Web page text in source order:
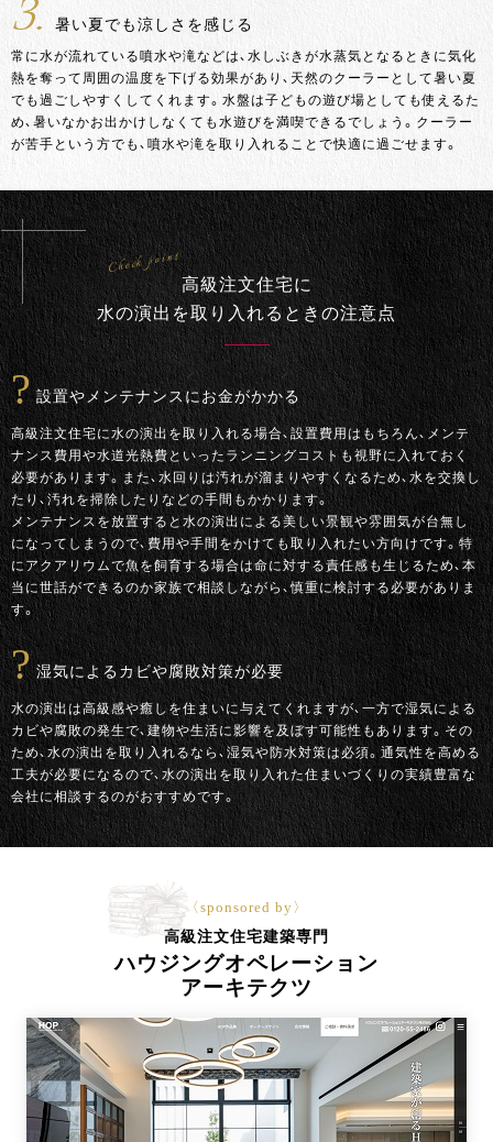
暑い夏でも涼しさを感じる
常に水が流れている噴水や滝などは、水しぶきが水蒸気となるときに気化
熱を奪って周囲の温度を下げる効果があり、天然のクーラーとして暑い夏
でも過ごしやすくしてくれます。水盤は子どもの遊び場としても使えるた
め、暑いなかお出かけしなくても水遊びを満喫できるでしょう。クーラー
が苦手という方でも、噴水や滝を取り入れることで快適に過ごせます。
Check point
高級注文住宅に
水の演出を取り入れるときの注意点
設置やメンテナンスにお金がかかる
高級注文住宅に水の演出を取り入れる場合、設置費用はもちろん、メンテ
ナンス費用や水道光熱費といったランニングコストも視野に入れておく
必要があります。また、水回りは汚れが溜まりやすくなるため、水を交換し
たり、汚れを掃除したりなどの手間もかかります。
メンテナンスを放置すると水の演出による美しい景観や雰囲気が台無し
になってしまうので、費用や手間をかけても取り入れたい方向けです。特
にアクアリウムで魚を飼育する場合は命に対する責任感も生じるため、本
当に世話ができるのか家族で相談しながら、慎重に検討する必要がありま
す。
湿気によるカビや腐敗対策が必要
水の演出は高級感や癒しを住まいに与えてくれますが、一方で湿気による
カビや腐敗の発生で、建物や生活に影響を及ぼす可能性もあります。その
ため、水の演出を取り入れるなら、湿気や防水対策は必須。通気性を高める
工夫が必要になるので、水の演出を取り入れた住まいづくりの実績豊富な
会社に相談するのがおすすめです。
〈sponsored by〉
高級注文住宅建築専門
ハウジングオペレーション
アーキテクツ